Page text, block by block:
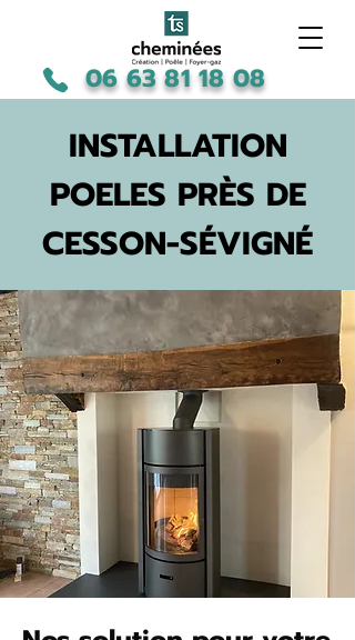
06 63 81 18 08
INSTALLATION
POELES PRÈS DE
CESSON-SÉVIGNÉ